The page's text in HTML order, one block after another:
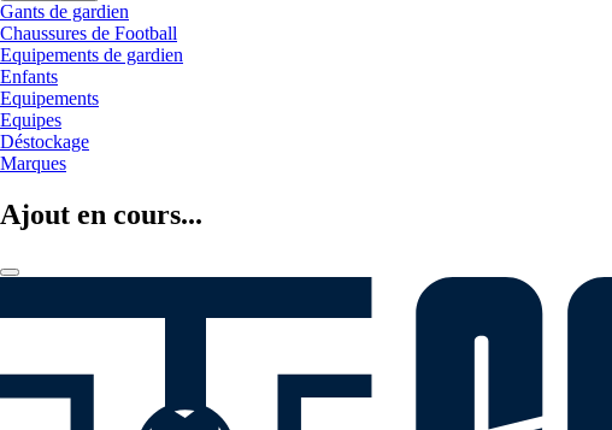
Gants de gardien
Chaussures de Football
Equipements de gardien
Enfants
Equipements
Equipes
Déstockage
Marques
Ajout en cours...